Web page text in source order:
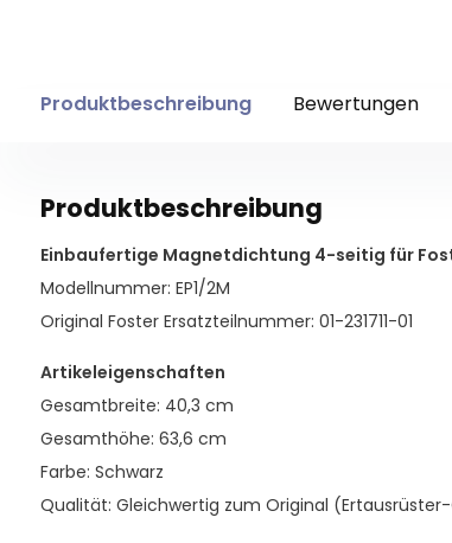
Produktbeschreibung Bewertungen
Produktbeschreibung
Einbaufertige Magnetdichtung 4-seitig für
Modellnummer: EP1/2M
Original Foster Ersatzteilnummer: 01-231711-01
Artikeleigenschaften
Gesamtbreite: 40,3 cm
Gesamthöhe: 63,6 cm
Farbe: Schwarz
Qualität: Gleichwertig zum Original